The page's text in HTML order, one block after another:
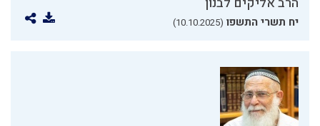
יח תשרי התשפו (10.10.2025)